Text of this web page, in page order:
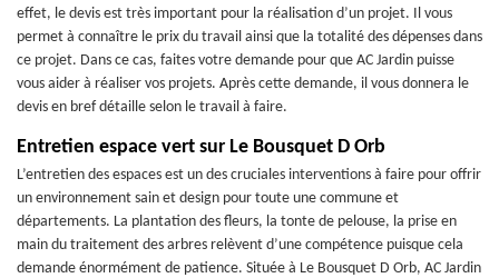
effet, le devis est très important pour la réalisation d’un projet. Il vous
permet à connaître le prix du travail ainsi que la totalité des dépenses dans
ce projet. Dans ce cas, faites votre demande pour que AC Jardin puisse
vous aider à réaliser vos projets. Après cette demande, il vous donnera le
devis en bref détaille selon le travail à faire.
Entretien espace vert sur Le Bousquet D Orb
L’entretien des espaces est un des cruciales interventions à faire pour offrir
un environnement sain et design pour toute une commune et
départements. La plantation des fleurs, la tonte de pelouse, la prise en
main du traitement des arbres relèvent d’une compétence puisque cela
demande énormément de patience. Située à Le Bousquet D Orb, AC Jardin